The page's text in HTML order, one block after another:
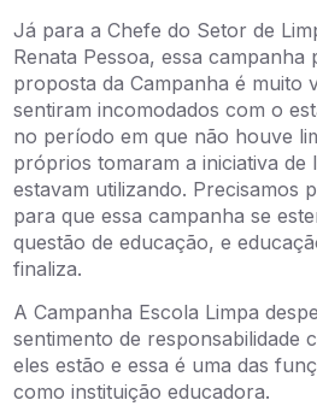
Já para a Chefe do Setor de
Renata Pessoa, essa campanha
proposta da Campanha é muito
sentiram incomodados com o
no período em que não houve
próprios tomaram a iniciativa de
estavam utilizando. Precisamos
para que essa campanha se
questão de educação, e
finaliza.
A Campanha Escola Limpa
sentimento de responsabilidade
eles estão e essa é uma das
como instituição educadora.